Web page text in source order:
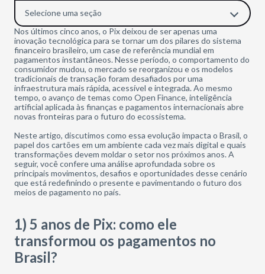
Selecione uma seção
Nos últimos cinco anos, o Pix deixou de ser apenas uma
inovação tecnológica para se tornar um dos pilares do sistema
financeiro brasileiro, um case de referência mundial em
pagamentos instantâneos. Nesse período, o comportamento do
consumidor mudou, o mercado se reorganizou e os modelos
tradicionais de transação foram desafiados por uma
infraestrutura mais rápida, acessível e integrada. Ao mesmo
tempo, o avanço de temas como Open Finance, inteligência
artificial aplicada às finanças e pagamentos internacionais abre
novas fronteiras para o futuro do ecossistema.
Neste artigo, discutimos como essa evolução impacta o Brasil, o
papel dos cartões em um ambiente cada vez mais digital e quais
transformações devem moldar o setor nos próximos anos. A
seguir, você confere uma análise aprofundada sobre os
principais movimentos, desafios e oportunidades desse cenário
que está redefinindo o presente e pavimentando o futuro dos
meios de pagamento no país.
1) 5 anos de Pix: como ele
transformou os pagamentos no
Brasil?